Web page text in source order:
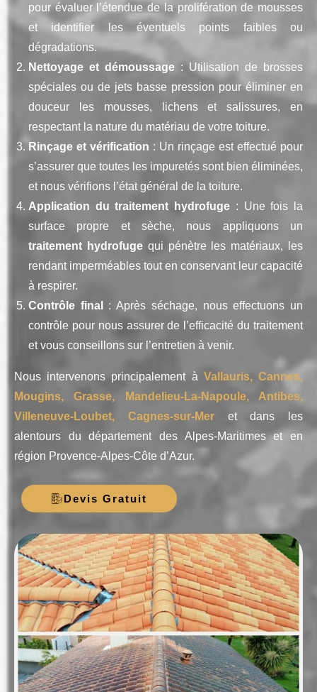
pour évaluer l’étendue de la prolifération de mousses
et identifier les éventuels points faibles ou
dégradations.
Nettoyage et démoussage : Utilisation de brosses
spéciales ou de jets basse pression pour éliminer en
douceur les mousses, lichens et salissures, en
respectant la nature du matériau de votre toiture.
Rinçage et vérification : Un rinçage est effectué pour
s’assurer que toutes les impuretés sont bien éliminées,
et nous vérifions l’état général de la toiture.
Application du traitement hydrofuge : Une fois la
surface propre et sèche, nous appliquons un
traitement hydrofugequi pénètre les matériaux, les
rendant imperméables tout en conservant leur capacité
à respirer.
Contrôle final
: Après séchage, nous effectuons un
contrôle pour nous assurer de l’efficacité du traitement
et vous conseillons sur l’entretien à venir.
Nous intervenons principalement à Vallauris, Cannes,
Mougins, Grasse, Mandelieu-La-Napoule, Antibes,
Villeneuve-Loubet, Cagnes-sur-Meret dans les
alentours du département des Alpes-Maritimes et en
région Provence-Alpes-Côte d’Azur.
Devis Gratuit